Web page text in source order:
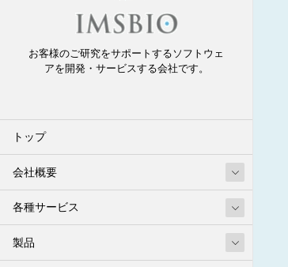
お客様のご研究をサポートするソフトウェ
アを開発・サービスする会社です。
トップ
会社概要
各種サービス
製品